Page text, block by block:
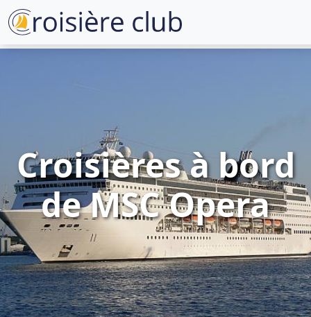
Croisières à bord
de MSC Opera